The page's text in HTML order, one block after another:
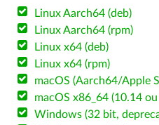
Linux Aarch64 (deb)
Linux Aarch64 (rpm)
Linux x64 (deb)
Linux x64 (rpm)
macOS (Aarch64/Apple
macOS x86_64 (10.14
Windows (32 bit,